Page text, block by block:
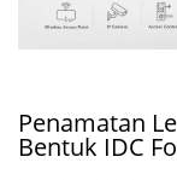
Penamatan
Bentuk IDC